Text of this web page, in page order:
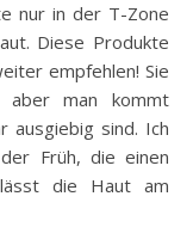
nur in der T-Zone
Diese Produkte
empfehlen! Sie
aber man kommt
ausgiebig sind. Ich
Früh, die einen
die Haut am